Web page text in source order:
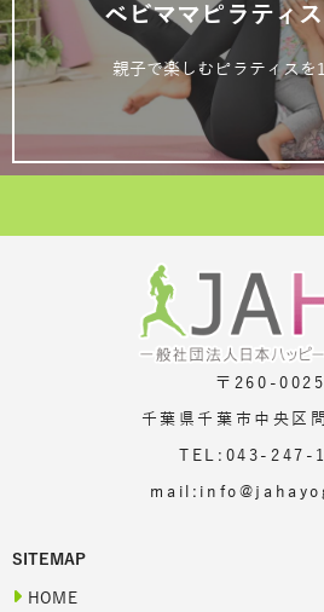
ベビママピラティ
親子で楽しむピラティスを
〒260-0025
千葉県千葉市中央区
TEL:043-247-
SITEMAP
HOME